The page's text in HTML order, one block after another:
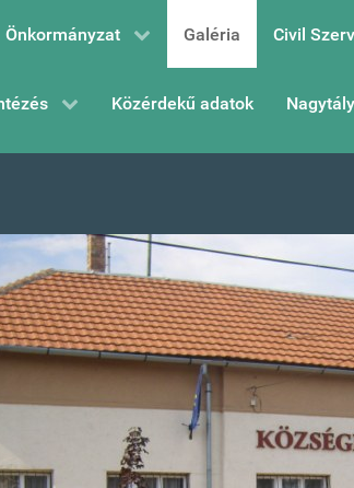
Önkormányzat Galéria Civil
Közérdekű adatok